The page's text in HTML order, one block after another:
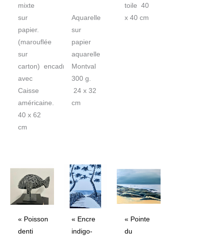
mixte
sur
papier.
(marouflée
sur
carton) encadrée
avec
Caisse
américaine.
40 x 62
cm
Aquarelle
sur
papier
aquarelle
Montval
300 g.
24 x 32
cm
toile 40
x 40 cm
« Poisson
denti
« Encre
indigo-
« Pointe
du